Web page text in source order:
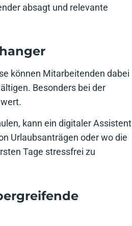
absagt und relevante
können Mitarbeitenden dabei
Besonders bei der
kann ein digitaler Assistent
Urlaubsanträgen oder wo die
Tage stressfrei zu